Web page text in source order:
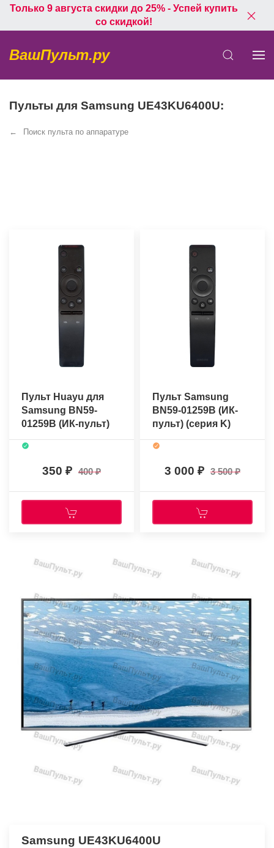
Только 9 августа скидки до 25% - Успей купить
со скидкой!
ВашПульт.ру
Пульты для Samsung UE43KU6400U:
Поиск пульта по аппаратуре
Пульт Huayu для
Samsung BN59-
01259B (ИК-пульт)
(серия K)
350 400
Пульт Samsung
BN59-01259B (ИК-
пульт) (серия K)
(оригинальный)
3 000 3 500
Samsung UE43KU6400U